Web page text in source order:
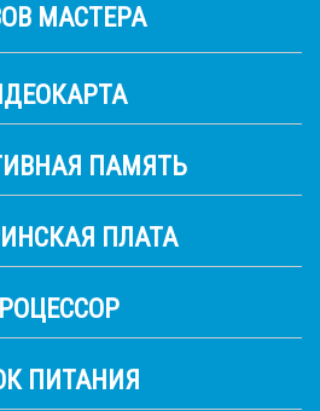
МАСТЕРА
ПАМЯТЬ
ПЛАТА
ПИТАНИЯ